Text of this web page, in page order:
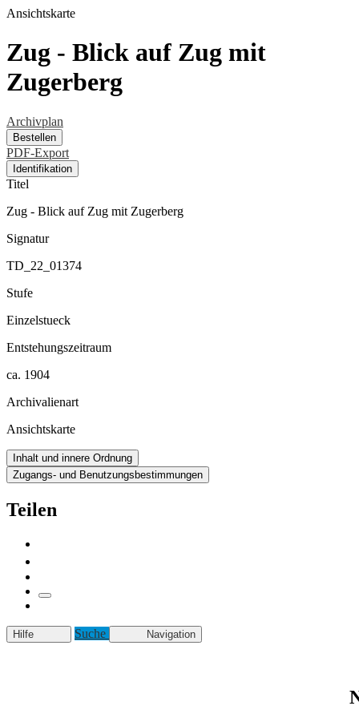
Ansichtskarte
Zug - Blick auf Zug mit
Zugerberg
Archivplan
Bestellen
PDF-Export
Identifikation
Titel
Zug - Blick auf Zug mit Zugerberg
Signatur
TD_22_01374
Stufe
Einzelstueck
Entstehungszeitraum
ca. 1904
Archivalienart
Ansichtskarte
Inhalt und innere Ordnung
Zugangs- und Benutzungsbestimmungen
Teilen
Hilfe Suche Navigation